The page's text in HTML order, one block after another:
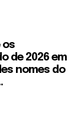
os
de 2026 em
nomes do